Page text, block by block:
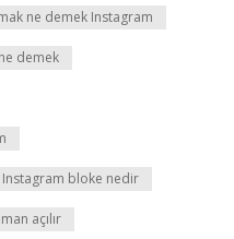
ne demek Instagram
demek
Instagram bloke nedir
açılır